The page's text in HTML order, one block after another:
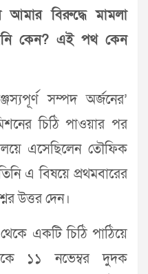
বিরুদ্ধে মামলা
কেন? এই পথ কেন
সম্পদ অর্জনের’
চিঠি পাওয়ার পর
এসেছিলেন তৌফিক
এ বিষয়ে প্রথমবারের
উত্তর দেন।
একটি চিঠি পাঠিয়ে
১১ নভেম্বর দুদক